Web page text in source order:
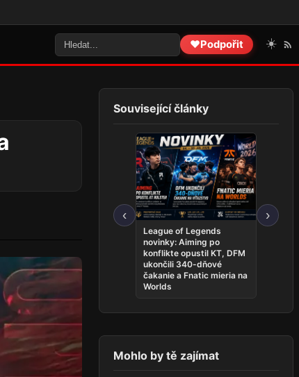
❤️Podpořit ☀️
Související články
‹
ovládli Rigu a český LoL
predstavil hviezdnu
zostavu
League of Legends
novinky: Aiming po
konflikte opustil KT, DFM
ukončili 340-dňové
čakanie a Fnatic mieria na
Worlds
›
Mohlo by tě zajímat